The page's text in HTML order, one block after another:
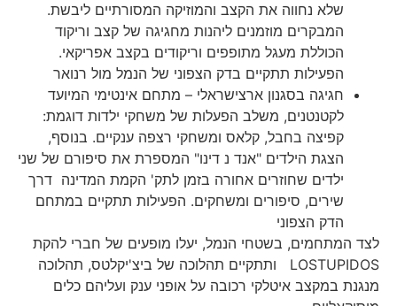
שלא נחווה את הקצב והמוזיקה המסורתיים ליבשת.
המבקרים מוזמנים ליהנות מחגיגה של קצב וריקוד
הכוללת מעגל מתופפים וריקודים בקצב אפריקאי.
הפעילות תתקיים בדק הצפוני של הנמל מול רנואר
חגיגה בסגנון ארצישראלי – מתחם אינטימי המיועד
לקטנטנים, משלב הפעלות של משחקי ילדות דוגמת:
קפיצה בחבל, קלאס ומשחקי רצפה ענקיים. בנוסף,
הצגת הילדים "אנד נ דינו" המספרת את סיפורם של שני
ילדים שחוזרים אחורה בזמן לתק' הקמת המדינה דרך
שירים, סיפורים ומשחקים. הפעילות תתקיים במתחם
הדק הצפוני
לצד המתחמים, בשטחי הנמל, יעלו מופעים של חברי להקת
LOSTUPIDOS ותתקיים תהלוכה של ביצ'יקלטס, תהלוכה
מנגנת במקצב איטלקי רכובה על אופני ענק ועליהם כלים